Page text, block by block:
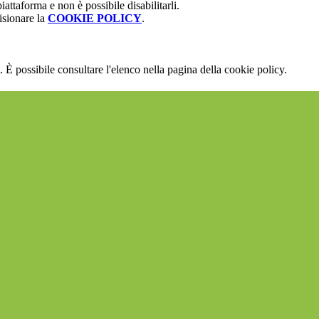
e non è possibile disabilitarli.
la COOKIE POLICY.
possibile consultare l'elenco nella pagina della cookie policy.